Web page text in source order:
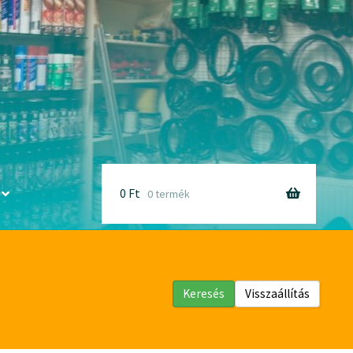
0 Ft 0 termék
Keresés Visszaállítás